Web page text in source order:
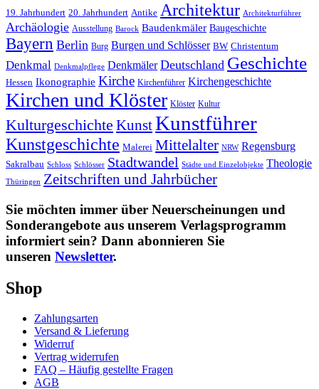
19. Jahrhundert 20. Jahrhundert Antike Architektur Architekturführer
Archäologie Ausstellung Barock Baudenkmäler Baugeschichte
Bayern Berlin Burg Burgen und Schlösser BW Christentum
Denkmal Denkmalpflege Denkmäler Deutschland Geschichte
Hessen Ikonographie Kirche Kirchenführer Kirchengeschichte
Kirchen und Klöster Klöster Kultur
Kulturgeschichte KunstKunstführer
Kunstgeschichte Malerei Mittelalter NRW Regensburg
Sakralbau Schloss Schlösser Stadtwandel Städte und Einzelobjekte Theologie
Thüringen Zeitschriften und Jahrbücher
Sie möchten immer über Neuerscheinungen und
Sonderangebote aus unserem Verlagsprogramm
informiert sein? Dann abonnieren Sie
unseren Newsletter.
Shop
Zahlungsarten
Versand & Lieferung
Widerruf
Vertrag widerrufen
FAQ – Häufig gestellte Fragen
AGB